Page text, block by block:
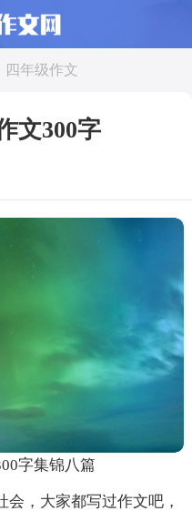
四年级作文
文300字
字集锦八篇
，大家都写过作文吧，